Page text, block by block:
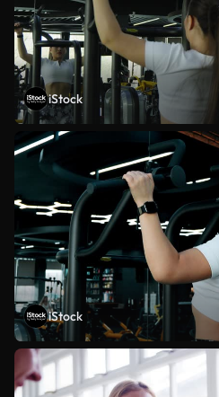
iStock
iStock